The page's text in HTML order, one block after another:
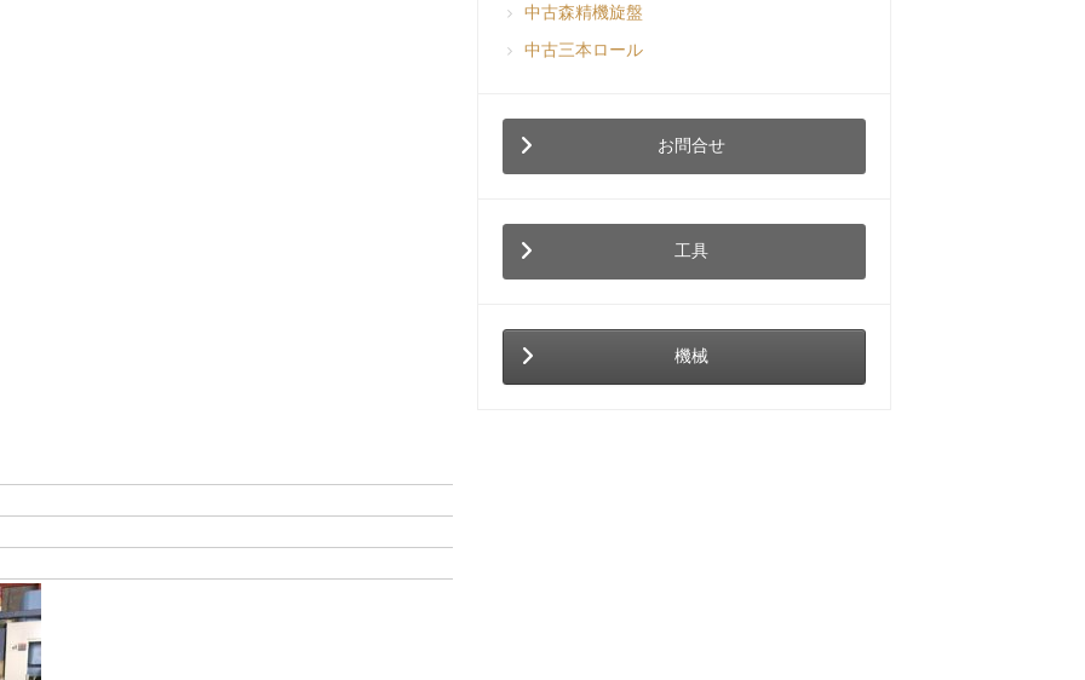
中古森精機旋盤
中古三本ロール
お問合せ
工具
機械